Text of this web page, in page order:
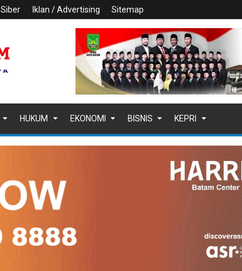
Siber Iklan / Advertising Sitemap
HUKUM EKONOMI BISNIS KEPRI